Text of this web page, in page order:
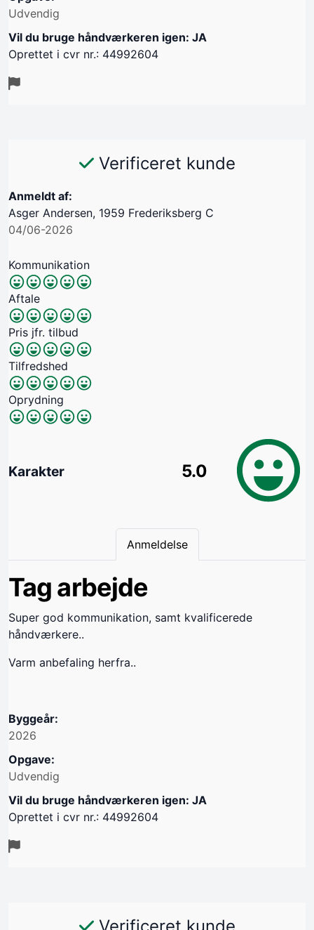
Udvendig
Vil du bruge håndværkeren igen: JA
Oprettet i cvr nr.: 44992604
Verificeret kunde
Anmeldt af:
Asger Andersen, 1959 Frederiksberg C
04/06-2026
Kommunikation
Aftale
Pris jfr. tilbud
Tilfredshed
Oprydning
Karakter 5.0
Anmeldelse
Tag arbejde
Super god kommunikation, samt kvalificerede
håndværkere..
Varm anbefaling herfra..
Byggeår:
2026
Opgave:
Udvendig
Vil du bruge håndværkeren igen: JA
Oprettet i cvr nr.: 44992604